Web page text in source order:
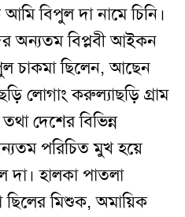
বিপুল দা নামে চিনি।
অন্যতম বিপ্লবী আইকন
চাকমা ছিলেন, আছেন
লোগাং করুল্যাছড়ি গ্রাম
দেশের বিভিন্ন
পরিচিত মুখ হয়ে
দা। হালকা পাতলা
ছিলের মিশুক, অমায়িক